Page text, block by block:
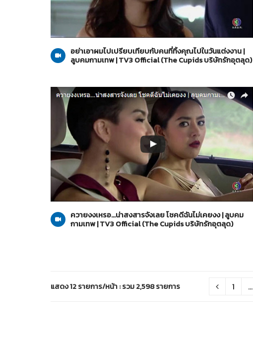
15-05-2560
The Cupids บริษัทรักอุตลุด
อย่าเอาผมไปเปรียบเทียบกับคนที่ทิ้งคุณไปในวันแต่งงาน |
ลูบคมกามเทพ | TV3 Official (The Cupids บริษัทรักอุตลุด)
15-05-2560
The Cupids บริษัทรักอุตลุด
ควายงงเหรอ...น่าสงสารจังเลย โชคดีฉันไม่เคยงง | ลูบคม
กามเทพ | TV3 Official (The Cupids บริษัทรักอุตลุด)
แสดง 12 รายการ/หน้า : รวม 2,598 รายการ 1 ...